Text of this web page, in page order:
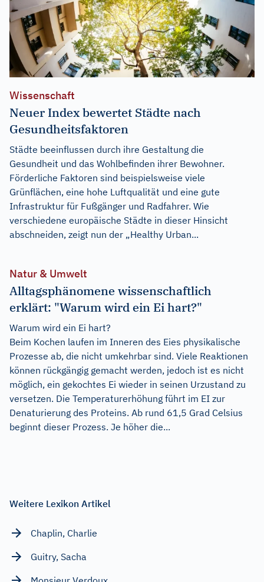
Wissenschaft
Neuer Index bewertet Städte nach
Gesundheitsfaktoren
Städte beeinflussen durch ihre Gestaltung die
Gesundheit und das Wohlbefinden ihrer Bewohner.
Förderliche Faktoren sind beispielsweise viele
Grünflächen, eine hohe Luftqualität und eine gute
Infrastruktur für Fußgänger und Radfahrer. Wie
verschiedene europäische Städte in dieser Hinsicht
abschneiden, zeigt nun der „Healthy Urban...
Natur & Umwelt
Alltagsphänomene wissenschaftlich
erklärt: "Warum wird ein Ei hart?"
Warum wird ein Ei hart?
Beim Kochen laufen im Inneren des Eies physikalische
Prozesse ab, die nicht umkehrbar sind. Viele Reaktionen
können rückgängig gemacht werden, jedoch ist es nicht
möglich, ein gekochtes Ei wieder in seinen Urzustand zu
versetzen. Die Temperaturerhöhung führt im EI zur
Denaturierung des Proteins. Ab rund 61,5 Grad Celsius
beginnt dieser Prozess. Je höher die...
Weitere Lexikon Artikel
Chaplin, Charlie
Guitry, Sacha